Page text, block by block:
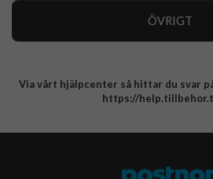
ÖVRIGT
Integritetspolicy
Via vårt hjälpcenter så hittar du svar
https://